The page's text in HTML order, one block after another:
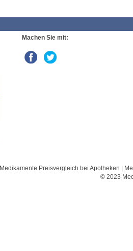
Machen Sie mit:
Medikamente Preisvergleich bei Apotheken |
© 2023